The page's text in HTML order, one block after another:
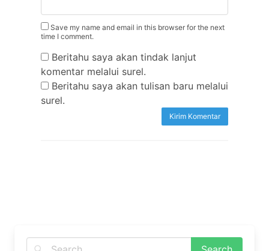
Save my name and email in this browser for the next
time I comment.
Beritahu saya akan tindak lanjut
komentar melalui surel.
Beritahu saya akan tulisan baru melalui
surel.